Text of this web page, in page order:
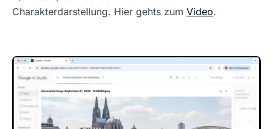
Charakterdarstellung. Hier gehts zum Video.